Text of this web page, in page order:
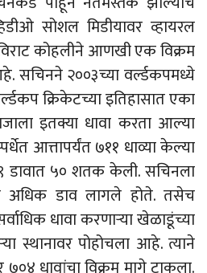
सोशल मिडीयावर व्हायरल
कोहलीने आणखी एक विक्रम
सचिनने २००३च्या वर्ल्डकपमध्ये
क्रिकेटच्या इतिहासात एका
इतक्या धावा करता आल्या
आत्तापर्यंत ७११ धाव्या केल्या
डावात ५० शतक केली. सचिनला
अधिक डाव लागले होते. तसेच
धावा करणाऱ्या खेळाडूंच्या
स्थानावर पोहोचला आहे. त्याने